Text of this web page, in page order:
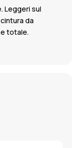
Leggeri sul
da
totale.